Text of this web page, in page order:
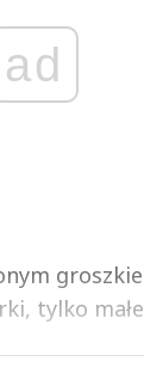
ad
tylko